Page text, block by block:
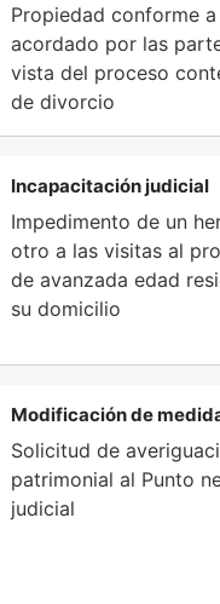
Propiedad conforme
acordado por las
vista del proceso
de divorcio
Incapacitación judicial
Impedimento de un
otro a las visitas al
de avanzada edad
su domicilio
Modificación de
Solicitud de
patrimonial al Punto
judicial